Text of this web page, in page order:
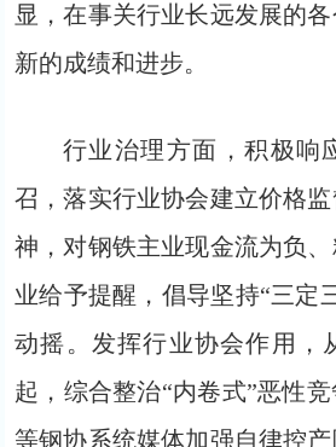
显，在事关行业长远发展的
新的成绩和进步。
行业治理方面，积极响
召，落实行业协会建立价格
神，对钢铁主业现金流为负
业给予提醒，倡导坚持“三定
动摇。发挥行业协会作用，
起，综合整治“内卷式”恶性
等钢协系统媒体加强自律控产